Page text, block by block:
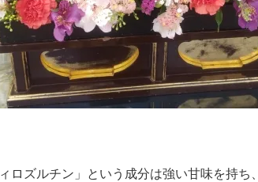
ロズルチン」という成分は強い甘味を持ち、